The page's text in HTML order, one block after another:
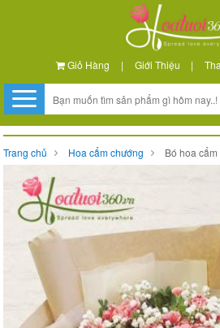
Giỏ Hàng | Giới Thiệu |
Trang chủ Hoa cẩm chướng Bó hoa